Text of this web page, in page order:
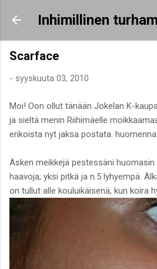
Siirry
Inhimillinen
Scarface
- syyskuuta 03, 2010
Moi! Oon ollut tänään Jokelan K-
ja sieltä menin Riihimäelle
erikoista nyt jaksa postata.
Äsken meikkejä pestessäni
haavoja; yksi pitkä ja n.5 lyhyempä.
on tullut alle kouluikäisenä, kun koira